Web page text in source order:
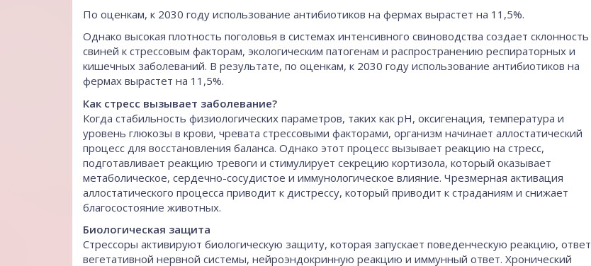
По оценкам, к 2030 году использование антибиотиков на фермах вырастет на 11,5%.
Однако высокая плотность поголовья в системах интенсивного свиноводства создает склонность
свиней к стрессовым факторам, экологическим патогенам и распространению респираторных и
кишечных заболеваний. В результате, по оценкам, к 2030 году использование антибиотиков на
фермах вырастет на 11,5%.
Как стресс вызывает заболевание?
Когда стабильность физиологических параметров, таких как pH, оксигенация, температура и
уровень глюкозы в крови, чревата стрессовыми факторами, организм начинает аллостатический
процесс для восстановления баланса. Однако этот процесс вызывает реакцию на стресс,
подготавливает реакцию тревоги и стимулирует секрецию кортизола, который оказывает
метаболическое, сердечно-сосудистое и иммунологическое влияние. Чрезмерная активация
аллостатического процесса приводит к дистрессу, который приводит к страданиям и снижает
благосостояние животных.
Биологическая защита
Стрессоры активируют биологическую защиту, которая запускает поведенческую реакцию, ответ
вегетативной нервной системы, нейроэндокринную реакцию и иммунный ответ. Хронический